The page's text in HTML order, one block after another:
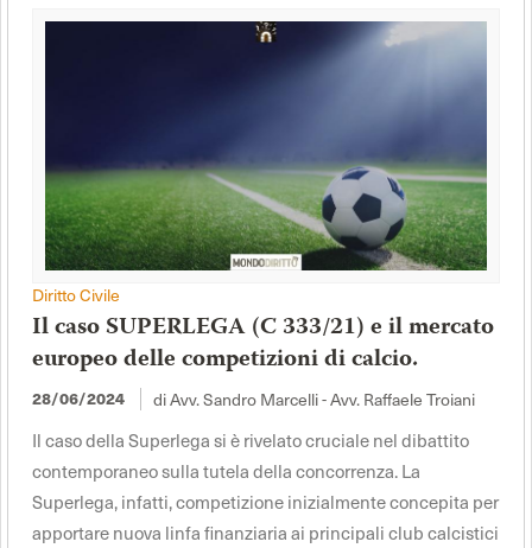
Diritto Civile
Il caso SUPERLEGA (C 333/21) e il mercato
europeo delle competizioni di calcio.
28/06/2024 di Avv. Sandro Marcelli - Avv. Raffaele Troiani
Il caso della Superlega si è rivelato cruciale nel dibattito
contemporaneo sulla tutela della concorrenza. La
Superlega, infatti, competizione inizialmente concepita per
apportare nuova linfa finanziaria ai principali club calcistici